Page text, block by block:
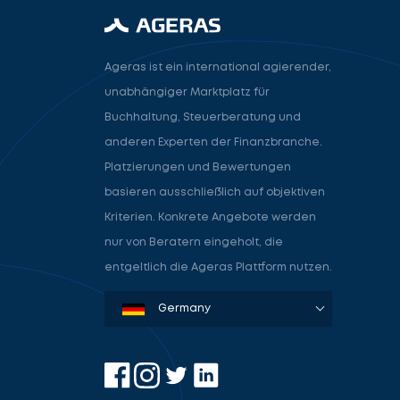
Ageras ist ein international agierender,
unabhängiger Marktplatz für
Buchhaltung, Steuerberatung und
anderen Experten der Finanzbranche.
Platzierungen und Bewertungen
basieren ausschließlich auf objektiven
Kriterien. Konkrete Angebote werden
nur von Beratern eingeholt, die
entgeltlich die Ageras Plattform nutzen.
Denmark
Sweden
Norway
Netherlands
Germany
USA